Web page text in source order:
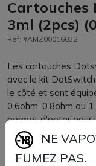
Cartouches
3ml (2pcs)
Ref: #AMZ00016032
Les cartouches
avec le kit
le côté et sont
0.6ohm, 0.8ohm ou
permet d'opter pour
DTL).
Cartouches
lots de 2 unités.
NE
FUMEZ PAS.